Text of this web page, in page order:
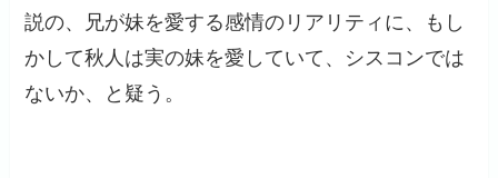
説の、兄が妹を愛する感情のリアリティに、もし
かして秋人は実の妹を愛していて、シスコンでは
ないか、と疑う。